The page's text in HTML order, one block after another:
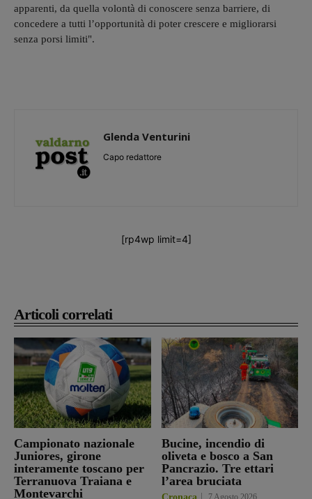
Articoli correlati
Campionato nazionale
Juniores, girone
interamente toscano per
Terranuova Traiana e
Montevarchi
Bucine, incendio di
oliveta e bosco a San
Pancrazio. Tre ettari
l’area bruciata
7 Agosto 2026
apparenti, da quella volontà di conoscere senza barriere, di
concedere a tutti l’opportunità di poter crescere e migliorarsi
senza porsi limiti".
Glenda Venturini
Capo redattore
[rp4wp limit=4]